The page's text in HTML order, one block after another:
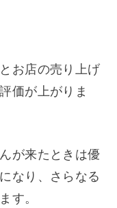
お店の売り上げ
価が上がりま
が来たときは優
なり、さらなる
す。